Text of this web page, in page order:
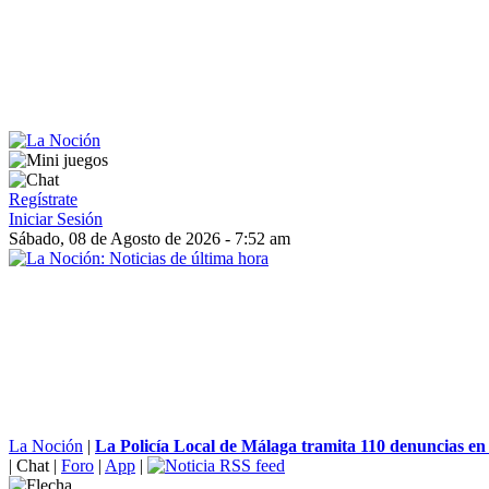
Regístrate
Iniciar Sesión
Sábado, 08 de Agosto de 2026 - 7:52 am
La Noción | La Policía Local de Málaga tramita 110 denuncias
| Chat | Foro | App |